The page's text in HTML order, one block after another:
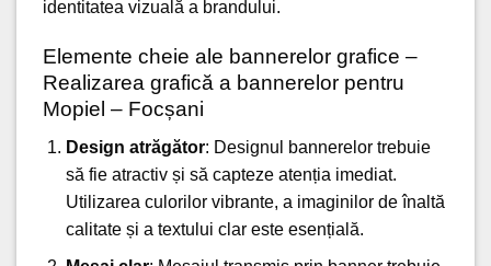
identitatea vizuală a brandului.
Elemente cheie ale bannerelor grafice –
Realizarea grafică a bannerelor pentru
Mopiel – Focșani
Design atrăgător: Designul bannerelor trebuie
să fie atractiv și să capteze atenția imediat.
Utilizarea culorilor vibrante, a imaginilor de înaltă
calitate și a textului clar este esențială.